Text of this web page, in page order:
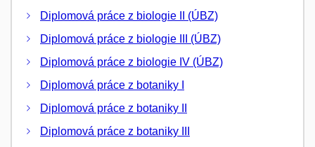
Diplomová práce z biologie II (ÚBZ)
Diplomová práce z biologie III (ÚBZ)
Diplomová práce z biologie IV (ÚBZ)
Diplomová práce z botaniky I
Diplomová práce z botaniky II
Diplomová práce z botaniky III